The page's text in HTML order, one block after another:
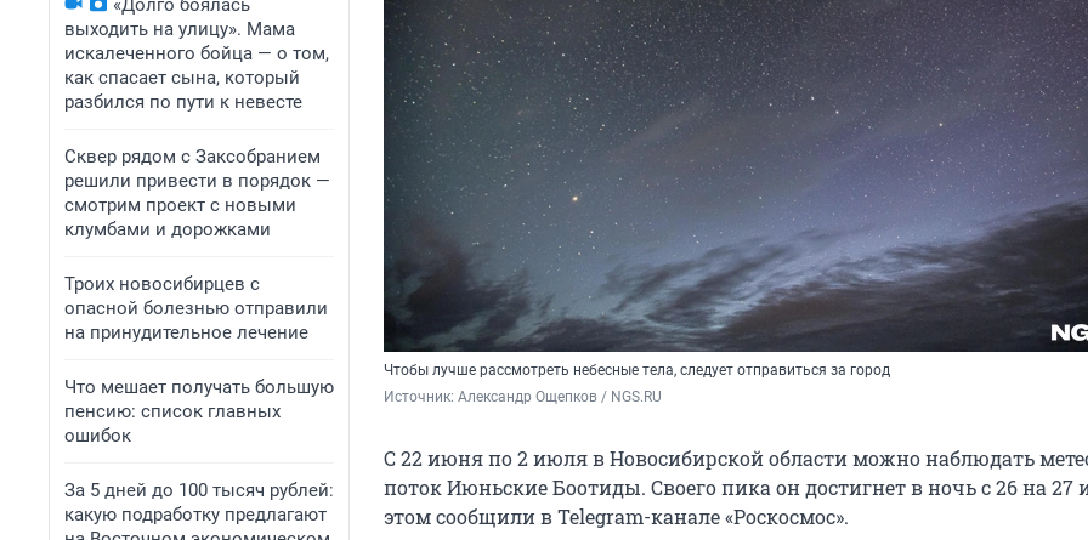
«Долго боялась
выходить на улицу». Мама
искалеченного бойца — о том,
как спасает сына, который
разбился по пути к невесте
Сквер рядом с Заксобранием
решили привести в порядок —
смотрим проект с новыми
клумбами и дорожками
Троих новосибирцев с
опасной болезнью отправили
на принудительное лечение
Что мешает получать большую
пенсию: список главных
ошибок
За 5 дней до 100 тысяч рублей:
какую подработку предлагают
Чтобы лучше рассмотреть небесные тела, следует отправиться за город
Источник: Александр Ощепков / NGS.RU
С 22 июня по 2 июля в Новосибирской области можно наблюдать
поток Июньские Боотиды. Своего пика он достигнет в ночь с 26 на 27
этом сообщили в Telegram-канале «Роскосмос».